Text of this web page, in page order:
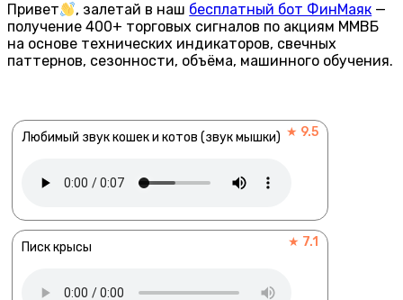
Привет , залетай в наш бесплатный бот ФинМаяк —
получение 400+ торговых сигналов по акциям ММВБ
на основе технических индикаторов, свечных
паттернов, сезонности, объёма, машинного обучения.
Любимый звук кошек и котов (звук мышки) ★ 9.5
Писк крысы ★ 7.1